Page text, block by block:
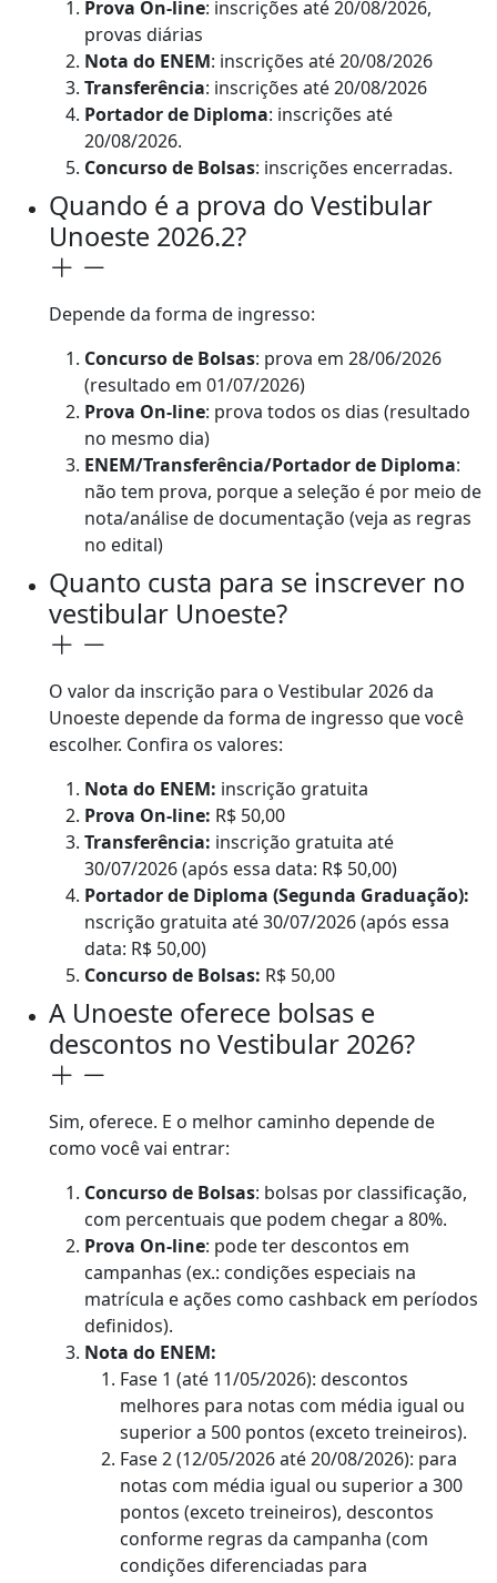
Prova On-line: inscrições até 20/08/2026,
provas diárias
Nota do ENEM: inscrições até 20/08/2026
Transferência: inscrições até 20/08/2026
Portador de Diploma: inscrições até
20/08/2026.
Concurso de Bolsas: inscrições encerradas.
Quando é a prova do Vestibular
Unoeste 2026.2?
Depende da forma de ingresso:
Concurso de Bolsas: prova em 28/06/2026
(resultado em 01/07/2026)
Prova On-line: prova todos os dias (resultado
no mesmo dia)
ENEM/Transferência/Portador de Diploma:
não tem prova, porque a seleção é por meio de
nota/análise de documentação (veja as regras
no edital)
Quanto custa para se inscrever no
vestibular Unoeste?
O valor da inscrição para o Vestibular 2026 da
Unoeste depende da forma de ingresso que você
escolher. Confira os valores:
Nota do ENEM: inscrição gratuita
Prova On-line: R$ 50,00
Transferência: inscrição gratuita até
30/07/2026 (após essa data: R$ 50,00)
Portador de Diploma (Segunda Graduação):
nscrição gratuita até 30/07/2026 (após essa
data: R$ 50,00)
Concurso de Bolsas: R$ 50,00
A Unoeste oferece bolsas e
descontos no Vestibular 2026?
Sim, oferece. E o melhor caminho depende de
como você vai entrar:
Concurso de Bolsas: bolsas por classificação,
com percentuais que podem chegar a 80%.
Prova On-line: pode ter descontos em
campanhas (ex.: condições especiais na
matrícula e ações como cashback em períodos
definidos).
Nota do ENEM:
Fase 1 (até 11/05/2026): descontos
melhores para notas com média igual ou
superior a 500 pontos (exceto treineiros).
Fase 2 (12/05/2026 até 20/08/2026): para
notas com média igual ou superior a 300
pontos (exceto treineiros), descontos
conforme regras da campanha (com
condições diferenciadas para